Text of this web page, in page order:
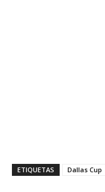
ETIQUETAS Dallas Cup